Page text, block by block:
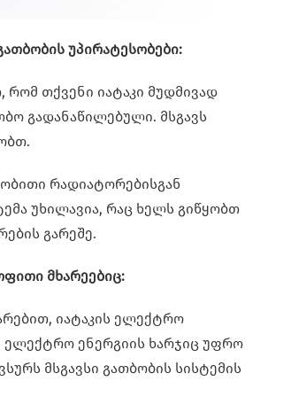
უპირატესობები:
თქვენი იატაკი მუდმივად
გადანაწილებული. მსგავს
რადიატორებისგან
უხილავია, რაც ხელს გიწყობთ
გარეშე.
მხარეებიც:
იატაკის ელექტრო
ელექტრო ენერგიის ხარჯიც უფრო
მსგავსი გათბობის სისტემის